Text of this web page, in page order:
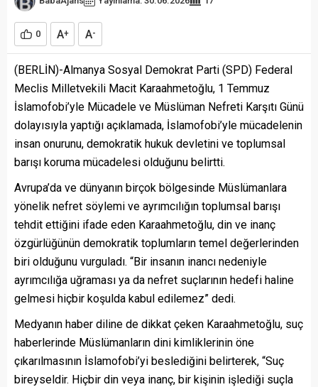
0 A+ A-
(BERLİN)-Almanya Sosyal Demokrat Parti (SPD) Federal
Meclis Milletvekili Macit Karaahmetoğlu, 1 Temmuz
İslamofobi’yle Mücadele ve Müslüman Nefreti Karşıtı Günü
dolayısıyla yaptığı açıklamada, İslamofobi’yle mücadelenin
insan onurunu, demokratik hukuk devletini ve toplumsal
barışı koruma mücadelesi olduğunu belirtti.
Avrupa’da ve dünyanın birçok bölgesinde Müslümanlara
yönelik nefret söylemi ve ayrımcılığın toplumsal barışı
tehdit ettiğini ifade eden Karaahmetoğlu, din ve inanç
özgürlüğünün demokratik toplumların temel değerlerinden
biri olduğunu vurguladı. “Bir insanın inancı nedeniyle
ayrımcılığa uğraması ya da nefret suçlarının hedefi haline
gelmesi hiçbir koşulda kabul edilemez” dedi.
Medyanın haber diline de dikkat çeken Karaahmetoğlu, suç
haberlerinde Müslümanların dini kimliklerinin öne
çıkarılmasının İslamofobi’yi beslediğini belirterek, “Suç
bireyseldir. Hiçbir din veya inanç, bir kişinin işlediği suçla